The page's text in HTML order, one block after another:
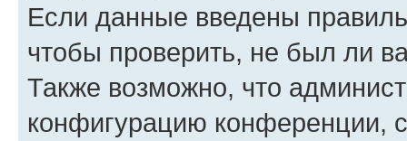
Если данные введены
чтобы проверить, не был ли
Также возможно, что
конфигурацию конференции,